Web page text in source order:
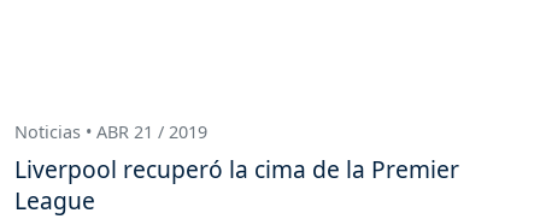
Noticias • ABR 21 / 2019
Liverpool recuperó la cima de la Premier
League